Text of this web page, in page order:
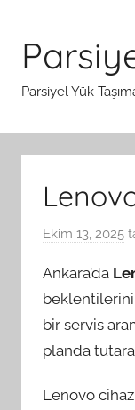
Parsiyel Yük
Ekim 13, 2025
Ankara’da
beklentilerini
bir servis
planda
Lenovo